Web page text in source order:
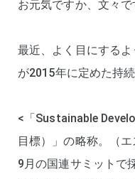
お元気ですか、文々で
最近、よく目にする
が2015年に定めた持
<「Sustainable
目標）」の略称。（
9月の国連サミットで